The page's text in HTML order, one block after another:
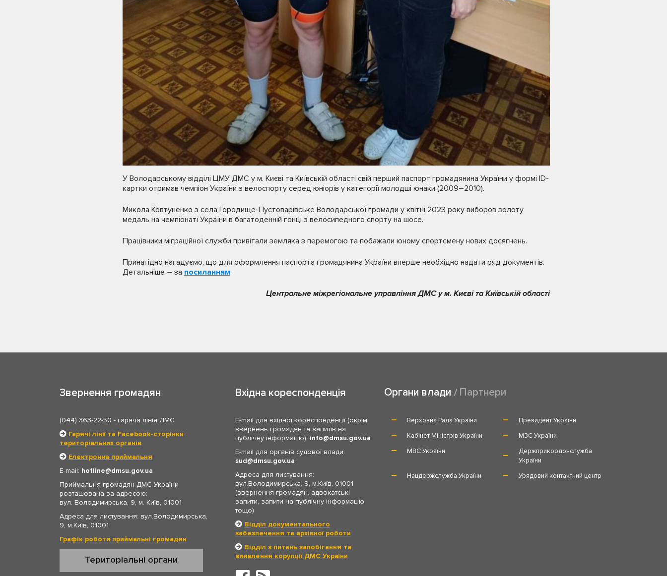
У Володарському відділі ЦМУ ДМС у м. Києві та Київській області свій перший паспорт громадянина України у формі ID-
картки отримав чемпіон України з велоспорту серед юніорів у категорії молодші юнаки (2009–2010).
Микола Ковтуненко з села Городище-Пустоварівське Володарської громади у квітні 2023 року виборов золоту
медаль на чемпіонаті України в багатоденній гонці з велосипедного спорту на шосе.
Працівники міграційної служби привітали земляка з перемогою та побажали юному спортсмену нових досягнень.
Принагідно нагадуємо, що для оформлення паспорта громадянина України вперше необхідно надати ряд документів.
Детальніше – за посиланням.
Центральне міжрегіональне управління ДМС у м. Києві та Київській області
Звернення громадян
(044) 363-22-50 - гаряча лінія ДМС
Гарячі лінії та Facebook-сторінки
територіальних органів
Електронна приймальня
E-mail: hotline
dmsu.gov.ua
Приймальня громадян ДМС України
розташована за адресою:
вул. Володимирська, 9, м. Київ, 01001
Адреса для листування: вул.Володимирська,
9, м.Київ, 01001
Графік роботи приймальні громадян
Територіальні органи
Вхідна кореспонденція
E-mail для вхідної кореспонденції (окрім
звернень громадян та запитів на
публічну інформацію): info
dmsu.gov.ua
E-mail для органів судової влади:
sud
dmsu.gov.ua
Адреса для листування:
вул.Володимирська, 9, м.Київ, 01001
(звернення громадян, адвокатські
запити, запити на публічну інформацію
тощо)
Відділ документального
забезпечення та архівної роботи
Відділ з питань запобігання та
виявлення корупції ДМС України
Органи влади Партнери
Верховна Рада України
Президент України
Кабінет Міністрів України
МЗС України
МВС України
Держприкордонслужба
України
Нацдержслужба України
Урядовий контактний центр